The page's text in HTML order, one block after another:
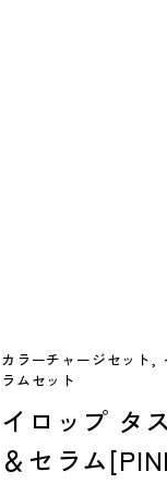
カラーチャージセット,
ラムセット
イロップ タ
＆セラム